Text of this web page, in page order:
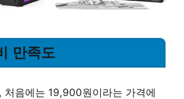
만족도
처음에는 19,900원이라는 가격에